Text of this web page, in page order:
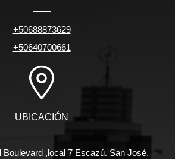
+50688873629
+50640700661
UBICACIÓN
Boulevard ,local 7 Escazú. San José.